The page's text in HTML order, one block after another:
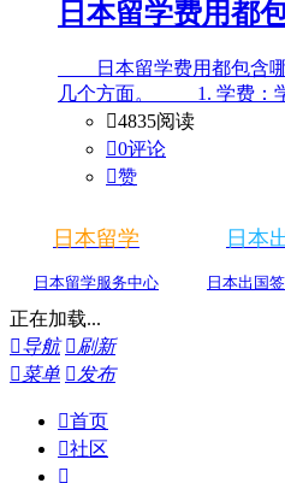
日本留学费用都
日本留学费用都包含哪
几个方面。 1. 学费：学
4835阅读
0评论
赞
日本留学
日本留学服务中心
日本
日本出国
正在加载...
导航 刷新
菜单 发布
首页
社区
